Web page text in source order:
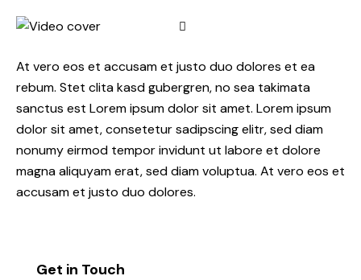
At vero eos et accusam et justo duo dolores et ea
rebum. Stet clita kasd gubergren, no sea takimata
sanctus est Lorem ipsum dolor sit amet. Lorem ipsum
dolor sit amet, consetetur sadipscing elitr, sed diam
nonumy eirmod tempor invidunt ut labore et dolore
magna aliquyam erat, sed diam voluptua. At vero eos et
accusam et justo duo dolores.
Get in Touch